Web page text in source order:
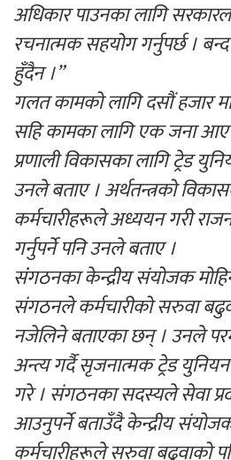
अधिकार पाउनका लागि
रचनात्मक सहयोग गर्नुपर्छ ।
हुँदैन ।”
गलत कामको लागि दसौं हजार
सहि कामका लागि एक जना
प्रणाली विकासका लागि ट्रेड
उनले बताए । अर्थतन्त्रको
कर्मचारीहरूले अध्ययन गरी
गर्नुपर्ने पनि उनले बताए ।
संंगठनका केन्द्रीय संयोजक
संगठनले कर्मचारीको सरुवा
नजेलिने बताएका छन् । उनले
अन्त्य गर्दै सृजनात्मक ट्रेड
गरे । संगठनका सदस्यले सेवा
आउनुपर्ने बताउँदै केन्द्रीय